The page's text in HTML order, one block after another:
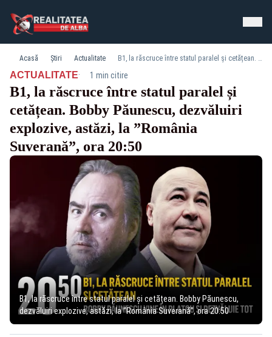
Acasă Știri Actualitate B1, la răscruce între statul paralel și cetățean. Bobby Păunescu, dezvăluiri explozive, astăzi, la ”România Suverană”, ora 20:50
ACTUALITATE· 1 min citire
B1, la răscruce între statul paralel și
cetățean. Bobby Păunescu, dezvăluiri
explozive, astăzi, la ”România
Suverană”, ora 20:50
B1, la răscruce între statul paralel și cetățean. Bobby Păunescu,
dezvăluiri explozive, astăzi, la ”România Suverană”, ora 20:50